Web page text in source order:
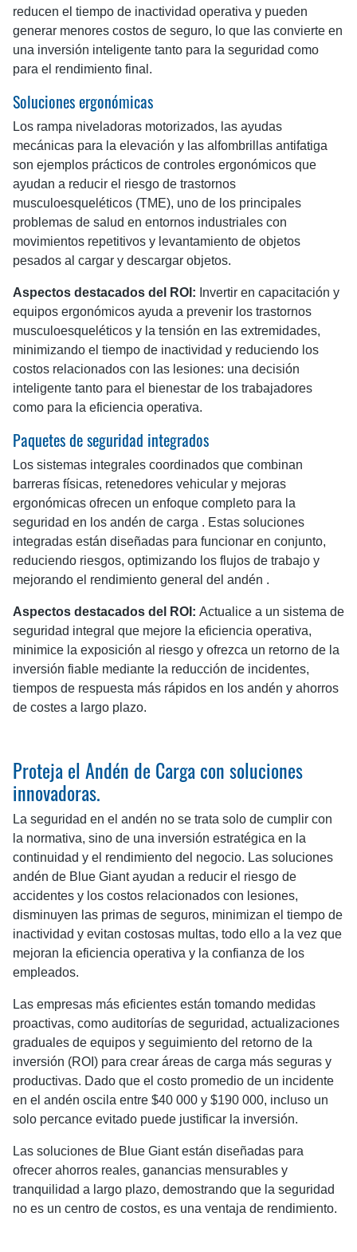
reducen el tiempo de inactividad operativa y pueden
generar menores costos de seguro, lo que las convierte en
una inversión inteligente tanto para la seguridad como
para el rendimiento final.
Soluciones ergonómicas
Los rampa niveladoras motorizados, las ayudas
mecánicas para la elevación y las alfombrillas antifatiga
son ejemplos prácticos de controles ergonómicos que
ayudan a reducir el riesgo de trastornos
musculoesqueléticos (TME), uno de los principales
problemas de salud en entornos industriales con
movimientos repetitivos y levantamiento de objetos
pesados ​​al cargar y descargar objetos.
Aspectos destacados del ROI: Invertir en capacitación y
equipos ergonómicos ayuda a prevenir los trastornos
musculoesqueléticos y la tensión en las extremidades,
minimizando el tiempo de inactividad y reduciendo los
costos relacionados con las lesiones: una decisión
inteligente tanto para el bienestar de los trabajadores
como para la eficiencia operativa.
Paquetes de seguridad integrados
Los sistemas integrales coordinados que combinan
barreras físicas, retenedores vehicular y mejoras
ergonómicas ofrecen un enfoque completo para la
seguridad en los andén de carga . Estas soluciones
integradas están diseñadas para funcionar en conjunto,
reduciendo riesgos, optimizando los flujos de trabajo y
mejorando el rendimiento general del andén .
Aspectos destacados del ROI: Actualice a un sistema de
seguridad integral que mejore la eficiencia operativa,
minimice la exposición al riesgo y ofrezca un retorno de la
inversión fiable mediante la reducción de incidentes,
tiempos de respuesta más rápidos en los andén y ahorros
de costes a largo plazo.
Proteja el Andén de Carga con soluciones
innovadoras.
La seguridad en el andén no se trata solo de cumplir con
la normativa, sino de una inversión estratégica en la
continuidad y el rendimiento del negocio. Las soluciones
andén de Blue Giant ayudan a reducir el riesgo de
accidentes y los costos relacionados con lesiones,
disminuyen las primas de seguros, minimizan el tiempo de
inactividad y evitan costosas multas, todo ello a la vez que
mejoran la eficiencia operativa y la confianza de los
empleados.
Las empresas más eficientes están tomando medidas
proactivas, como auditorías de seguridad, actualizaciones
graduales de equipos y seguimiento del retorno de la
inversión (ROI) para crear áreas de carga más seguras y
productivas. Dado que el costo promedio de un incidente
en el andén oscila entre $40 000 y $190 000, incluso un
solo percance evitado puede justificar la inversión.
Las soluciones de Blue Giant están diseñadas para
ofrecer ahorros reales, ganancias mensurables y
tranquilidad a largo plazo, demostrando que la seguridad
no es un centro de costos, es una ventaja de rendimiento.